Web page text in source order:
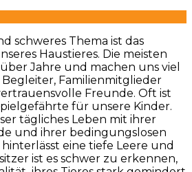
schweres Thema ist das
Haustieres. Die meisten
Jahre und machen uns viel
Familienmitglieder
Freunde. Oft ist
für unsere Kinder.
tägliches Leben mit ihrer
und ihrer bedingungslosen
eine tiefe Leere und
ist es schwer zu erkennen,